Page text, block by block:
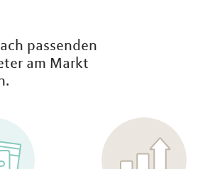
passenden
am Markt